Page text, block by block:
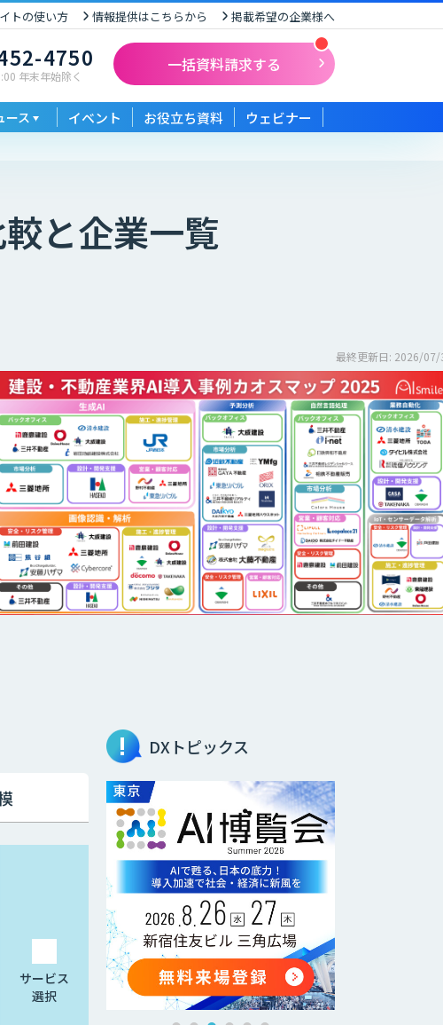
トの使い方 情報提供はこちらから 掲載希望の企業様へ
4750
年末年始除く
一括資料請求する
ース イベント お役立ち資料 ウェビナー
と企業一覧
最終更新日: 2026/07/
サービス
選択
DXトピックス